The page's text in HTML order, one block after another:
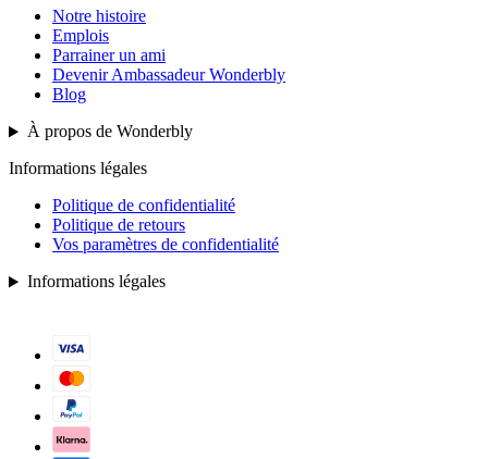
Notre histoire
Emplois
Parrainer un ami
Devenir Ambassadeur Wonderbly
Blog
À propos de Wonderbly
Informations légales
Politique de confidentialité
Politique de retours
Vos paramètres de confidentialité
Informations légales